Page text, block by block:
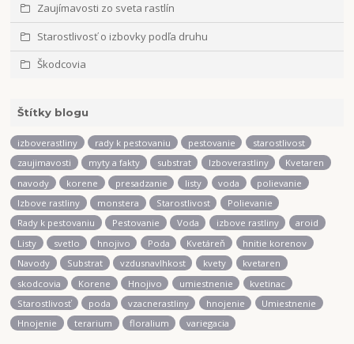
Zaujímavosti zo sveta rastlín
Starostlivosť o izbovky podľa druhu
Škodcovia
Štítky blogu
izboverastliny rady k pestovaniu pestovanie
starostlivost
zaujimavosti
myty a fakty substrat Izboverastliny
Kvetaren
navody
korene presadzanie listy voda
polievanie
Izbove rastliny
monstera Starostlivost
Polievanie
Rady k pestovaniu
Pestovanie Voda izbove rastliny
aroid
Listy
svetlo hnojivo Poda Kvetáreň
hnitie korenov
Navody
Substrat vzdusnavlhkost kvety
kvetaren
skodcovia
Korene Hnojivo umiestnenie
kvetinac
Starostlivosť
poda vzacnerastliny hnojenie
Umiestnenie
Hnojenie
terarium floralium variegacia